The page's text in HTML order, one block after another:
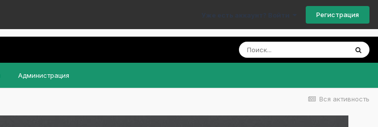
Уже есть аккаунт? Войти Регистрация
Администрация
Вся активность